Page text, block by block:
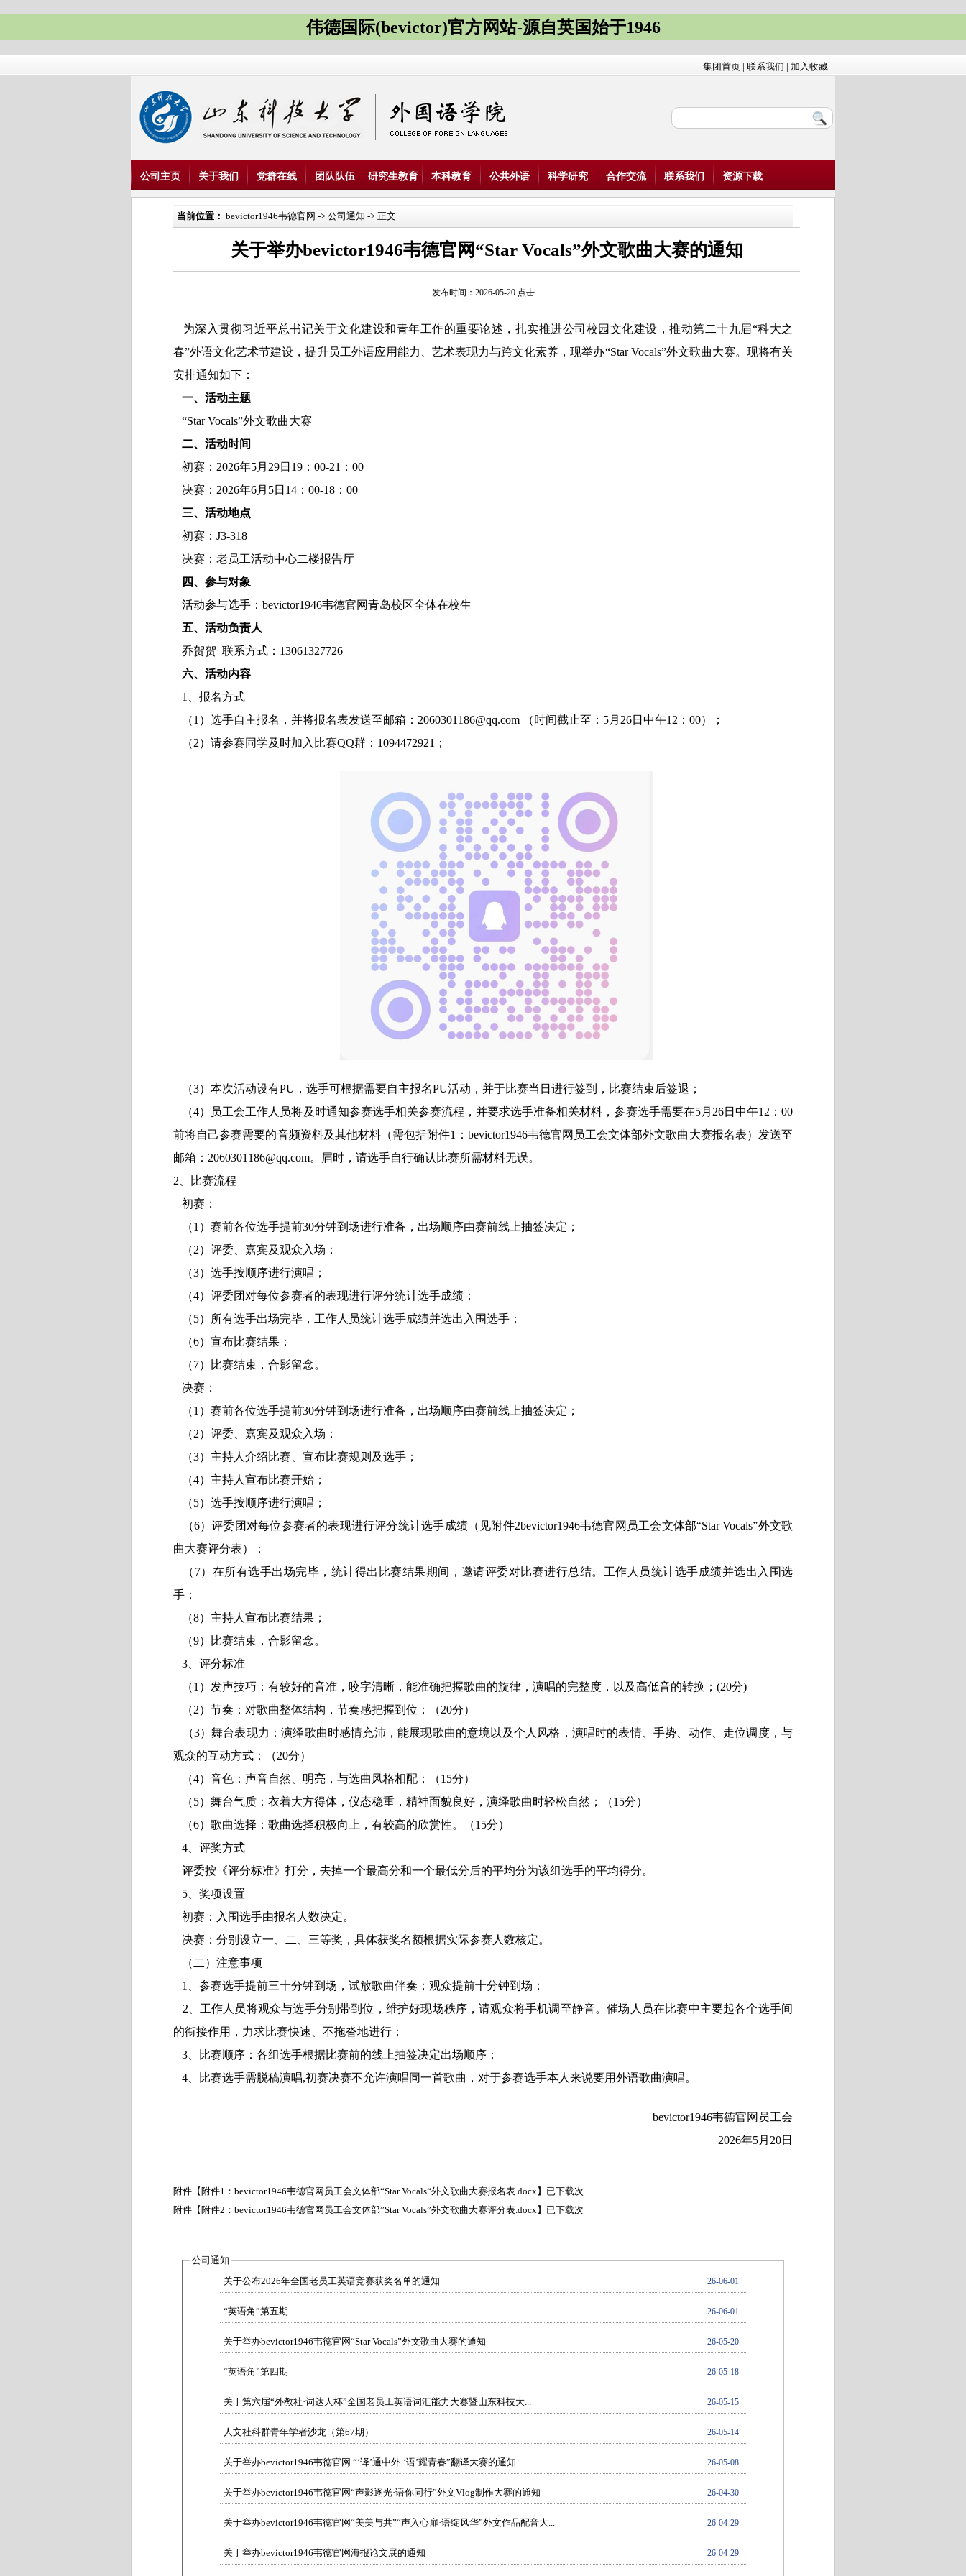
伟德国际(bevictor)官方网站-源自英国始于1946
集团首页 | 联系我们 | 加入收藏
公司主页 关于我们 党群在线 团队队伍 研究生教育 本科教育 公共外语 科学研究 合作交流 联系我们 资源下载
当前位置： bevictor1946韦德官网 -> 公司通知 -> 正文
关于举办bevictor1946韦德官网“Star Vocals”外文歌曲大赛的通知
发布时间：2026-05-20 点击
为深入贯彻习近平总书记关于文化建设和青年工作的重要论述，扎实推进公司校园文化建设，推动第二十九届“科大之
春”外语文化艺术节建设，提升员工外语应用能力、艺术表现力与跨文化素养，现举办“Star Vocals”外文歌曲大赛。现将有关
安排通知如下：
一、活动主题
“Star Vocals”外文歌曲大赛
二、活动时间
初赛： 2026年5月 29日 19 ： 00-21 ： 00
决赛： 2026年6月 5日 14 ： 00-18 ： 00
三、活动地点
初赛： J3-318
决赛：老员工活动中心二楼报告厅
四、参与对象
活动参与选手：bevictor1946韦德官网青岛校区全体在校生
五、活动负责人
乔贺贺 联系方式： 13061327726
六、活动内容
1
、报名方式
（1 ）选手自主报名，并将报名表发送至邮箱： 2060301186@qq.com （时间截止至： 5月 26日中午12 ： 00）；
（2）请参赛同学及时加入比赛QQ群： 1094472921；
（3）本次活动设有PU，选手可根据需要自主报名PU活动，并于比赛当日进行签到，比赛结束后签退；
（4）员工会工作人员将及时通知参赛选手相关参赛流程，并要求选手准备相关材料，参赛选手需要在5月 26日中午12 ：00
前将自己参赛需要的音频资料及其他材料（需包括附件1
：bevictor1946韦德官网员工会文体部外文歌曲大赛报名表）发送至
邮箱： 2060301186@qq.com。届时，请选手自行确认比赛所需材料无误。
2 、比赛流程
初赛：
（1 ）赛前各位选手提前30分钟到场进行准备，出场顺序由赛前线上抽签决定；
（2）评委、嘉宾及观众入场；
（3）选手按顺序进行演唱；
（4）评委团对每位参赛者的表现进行评分统计选手成绩；
（5）所有选手出场完毕，工作人员统计选手成绩并选出入围选手；
（6）宣布比赛结果；
（7）比赛结束，合影留念。
决赛：
（1 ）赛前各位选手提前30分钟到场进行准备，出场顺序由赛前线上抽签决定；
（2）评委、嘉宾及观众入场；
（3）主持人介绍比赛、宣布比赛规则及选手；
（4）主持人宣布比赛开始；
（5）选手按顺序进行演唱；
（6）评委团对每位参赛者的表现进行评分统计选手成绩（见附件2bevictor1946韦德官网员工会文体部“Star Vocals”外文歌
曲大赛评分表）；
（ 7）在所有选手出场完毕，统计得出比赛结果期间，邀请评委对比赛进行总结。工作人员统计选手成绩并选出入围选
手；
（8）主持人宣布比赛结果；
（9）比赛结束，合影留念。
3 、评分标准
（1 ）发声技巧：有较好的音准，咬字清晰，能准确把握歌曲的旋律，演唱的完整度，以及高低音的转换； (20分)
（2）节奏：对歌曲整体结构，节奏感把握到位； （20分）
（3）舞台表现力：演绎歌曲时感情充沛，能展现歌曲的意境以及个人风格，演唱时的表情、手势、动作、走位调度，与
观众的互动方式；
（20分）
（4）音色：声音自然、明亮，与选曲风格相配； （15分）
（5）舞台气质：衣着大方得体，仪态稳重，精神面貌良好，演绎歌曲时轻松自然； （15分）
（6）歌曲选择：歌曲选择积极向上，有较高的欣赏性。（15分）
4 、评奖方式
评委按《评分标准》打分，去掉一个最高分和一个最低分后的平均分为该组选手的平均得分。
5 、奖项设置
初赛：入围选手由报名人数决定。
决赛：分别设立一、二、三等奖， 具体获奖名额根据实际参赛人数核定。
（二）注意事项
1
、参赛选手提前三十分钟到场，试放歌曲伴奏；观众提前十分钟到场；
2 、工作人员将观众与选手分别带到位，维护好现场秩序，请观众将手机调至静音。催场人员在比赛中主要起各个选手间
的衔接作用，力求比赛快速、不拖沓地进行；
3 、比赛顺序：各组选手根据比赛前的线上抽签决定出场顺序；
4 、比赛选手需脱稿演唱,初赛决赛不允许演唱同一首歌曲，对于参赛选手本人来说要用外语歌曲演唱。
bevictor1946韦德官网员工会
2026年5月 20日
附件【 附件1：bevictor1946韦德官网员工会文体部“Star Vocals“外文歌曲大赛报名表.docx 】已下载次
附件【 附件2：bevictor1946韦德官网员工会文体部”Star Vocals”外文歌曲大赛评分表.docx 】已下载次
公司通知
关于公布2026年全国老员工英语竞赛获奖名单的通知
26-06-01
“英语角”第五期 26-06-01
关于举办bevictor1946韦德官网“Star Vocals”外文歌曲大赛的通知 26-05-20
“英语角”第四期 26-05-18
关于第六届“外教社·词达人杯”全国老员工英语词汇能力大赛暨山东科技大... 26-05-15
人文社科群青年学者沙龙（第67期） 26-05-14
关于举办bevictor1946韦德官网 “‘译’通中外·‘语’耀青春”翻译大赛的通知 26-05-08
关于举办bevictor1946韦德官网“声影逐光·语你同行”外文Vlog制作大赛的通知 26-04-30
关于举办bevictor1946韦德官网“美美与共”“声入心扉·语绽风华”外文作品配音大... 26-04-29
关于举办bevictor1946韦德官网海报论文展的通知 26-04-29